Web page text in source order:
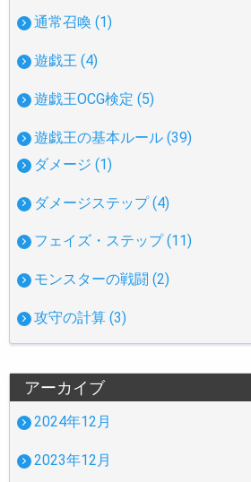
通常召喚 (1)
遊戯王 (4)
遊戯王OCG検定 (5)
遊戯王の基本ルール (39)
ダメージ (1)
ダメージステップ (4)
フェイズ・ステップ (11)
モンスターの戦闘 (2)
攻守の計算 (3)
アーカイブ
2024年12月
2023年12月